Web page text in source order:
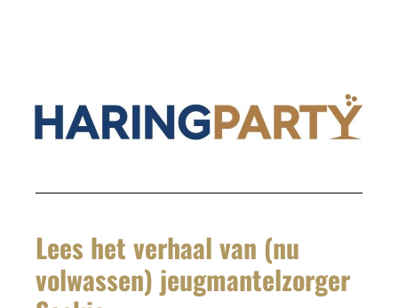
Lees het verhaal van (nu
volwassen) jeugmantelzorger